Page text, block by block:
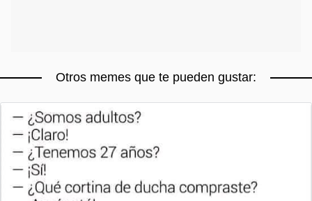
Otros memes que te pueden gustar: